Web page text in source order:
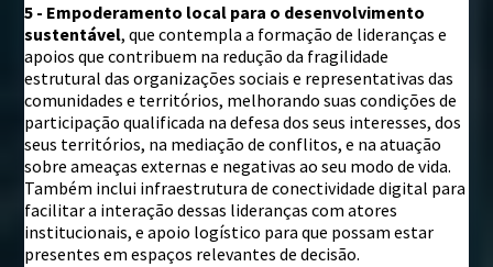
5 - Empoderamento local para o desenvolvimento
sustentável, que contempla a formação de lideranças e
apoios que contribuem na redução da fragilidade
estrutural das organizações sociais e representativas das
comunidades e territórios, melhorando suas condições de
participação qualificada na defesa dos seus interesses, dos
seus territórios, na mediação de conflitos, e na atuação
sobre ameaças externas e negativas ao seu modo de vida.
Também inclui infraestrutura de conectividade digital para
facilitar a interação dessas lideranças com atores
institucionais, e apoio logístico para que possam estar
presentes em espaços relevantes de decisão.